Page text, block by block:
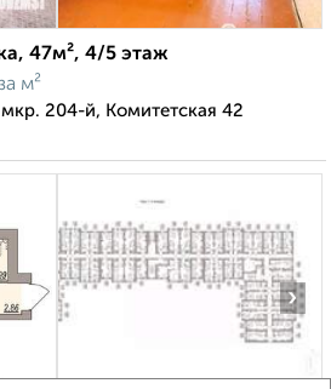
47м², 4/5 этаж
м²
204-й, Комитетская 42
›